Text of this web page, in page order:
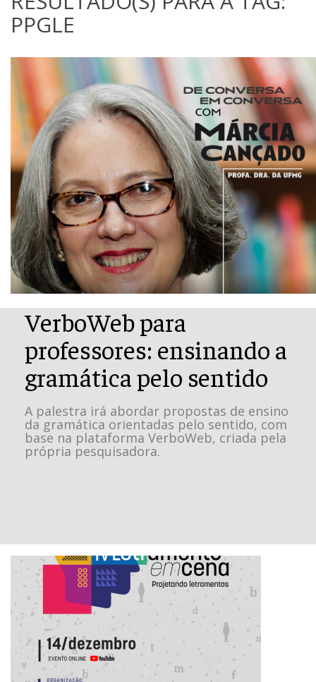
PPGLE
VerboWeb para
professores: ensinando a
gramática pelo sentido
A palestra irá abordar propostas de ensino
da gramática orientadas pelo sentido, com
base na plataforma VerboWeb, criada pela
própria pesquisadora.